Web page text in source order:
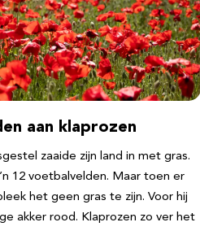
aan klaprozen
zaaide zijn land in met gras.
12 voetbalvelden. Maar toen er
het geen gras te zijn. Voor hij
akker rood. Klaprozen zo ver het